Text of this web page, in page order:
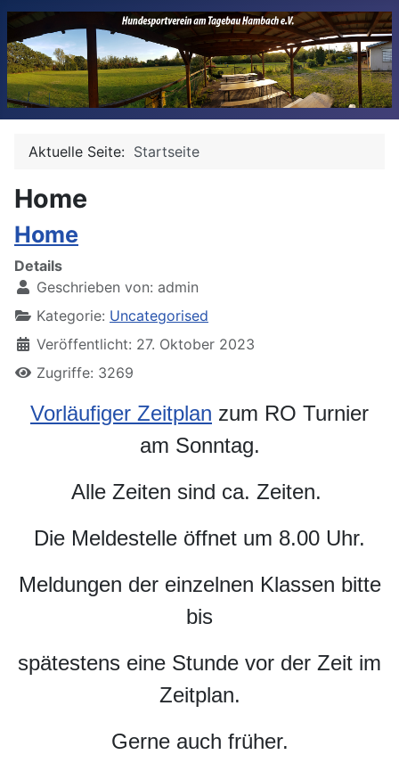
Aktuelle Seite: Startseite
Home
Home
Details
Geschrieben von: admin
Kategorie: Uncategorised
Veröffentlicht: 27. Oktober 2023
Zugriffe: 3269
Vorläufiger Zeitplan zum RO Turnier
am Sonntag.
Alle Zeiten sind ca. Zeiten.
Die Meldestelle öffnet um 8.00 Uhr.
Meldungen der einzelnen Klassen bitte
bis
spätestens eine Stunde vor der Zeit im
Zeitplan.
Gerne auch früher.